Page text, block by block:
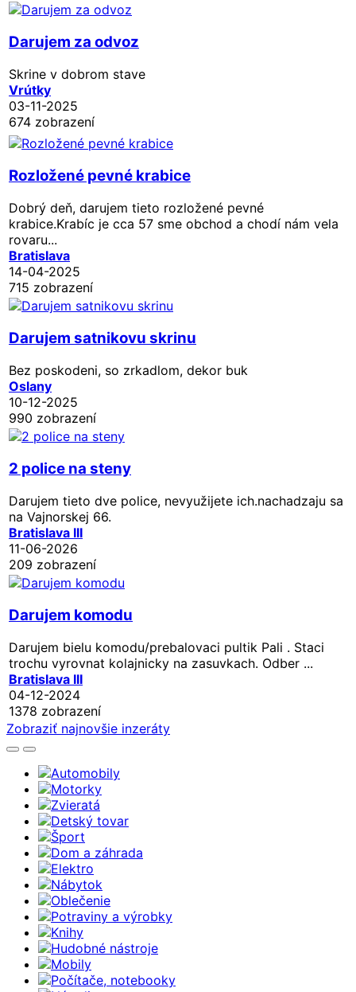
Darujem za odvoz
Skrine v dobrom stave
Vrútky
03-11-2025
674 zobrazení
Rozložené pevné krabice
Dobrý deň, darujem tieto rozložené pevné
krabice.Krabíc je cca 57 sme obchod a chodí nám vela
rovaru...
Bratislava
14-04-2025
715 zobrazení
Darujem satnikovu skrinu
Bez poskodeni, so zrkadlom, dekor buk
Oslany
10-12-2025
990 zobrazení
2 police na steny
Darujem tieto dve police, nevyužijete ich.nachadzaju sa
na Vajnorskej 66.
Bratislava III
11-06-2026
209 zobrazení
Darujem komodu
Darujem bielu komodu/prebalovaci pultik Pali . Staci
trochu vyrovnat kolajnicky na zasuvkach. Odber ...
Bratislava III
04-12-2024
1378 zobrazení
Zobraziť najnovšie inzeráty
Automobily
Motorky
Zvieratá
Detský tovar
Šport
Dom a záhrada
Elektro
Nábytok
Oblečenie
Potraviny a výrobky
Knihy
Hudobné nástroje
Mobily
Počítače, notebooky